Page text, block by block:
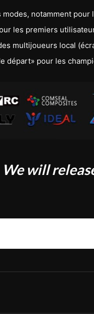
modes, notamment
les premiers
multijoueurs local
départ» pour les
We will